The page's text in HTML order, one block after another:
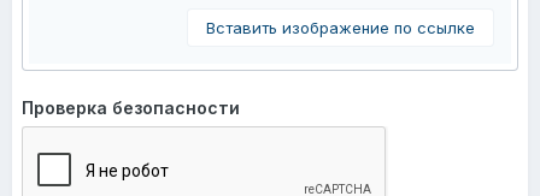
Вставить изображение по ссылке
Проверка безопасности